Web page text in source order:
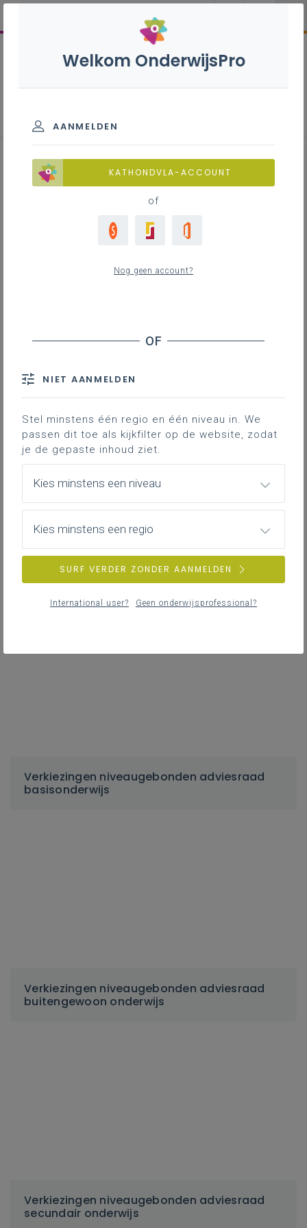
2026!
De vernieuwde participatiestructuur van
Verkiezingen niveaugebonden adviesraden
leerplichtonderwijs (bao, buo en so): gehele
Verkiezingen niveaugebonden adviesraad
basisonderwijs
Verkiezingen niveaugebonden adviesraad
buitengewoon onderwijs
Verkiezingen niveaugebonden adviesraad
secundair onderwijs
Welkom OnderwijsPro
AANMELDEN
KATHONDVLA-ACCOUNT
of
Nog geen account?
NIET AANMELDEN
Stel minstens één regio en één niveau in. We
passen dit toe als kijkfilter op de website, zodat
je de gepaste inhoud ziet.
Kies minstens een niveau
Kies minstens een regio
SURF VERDER ZONDER AANMELDEN
International user? Geen onderwijsprofessional?